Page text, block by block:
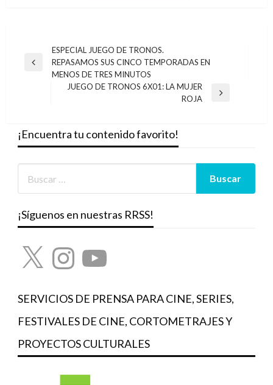
Navegación
de
entradas
Entrada
anterior
ESPECIAL JUEGO DE TRONOS.
REPASAMOS SUS CINCO TEMPORADAS EN
MENOS DE TRES MINUTOS
JUEGO DE TRONOS 6X01: LA MUJER
ROJA
¡Encuentra tu contenido favorito!
¡Síguenos en nuestras RRSS!
X InstagramYouTube
SERVICIOS DE PRENSA PARA CINE, SERIES,
FESTIVALES DE CINE, CORTOMETRAJES Y
PROYECTOS CULTURALES